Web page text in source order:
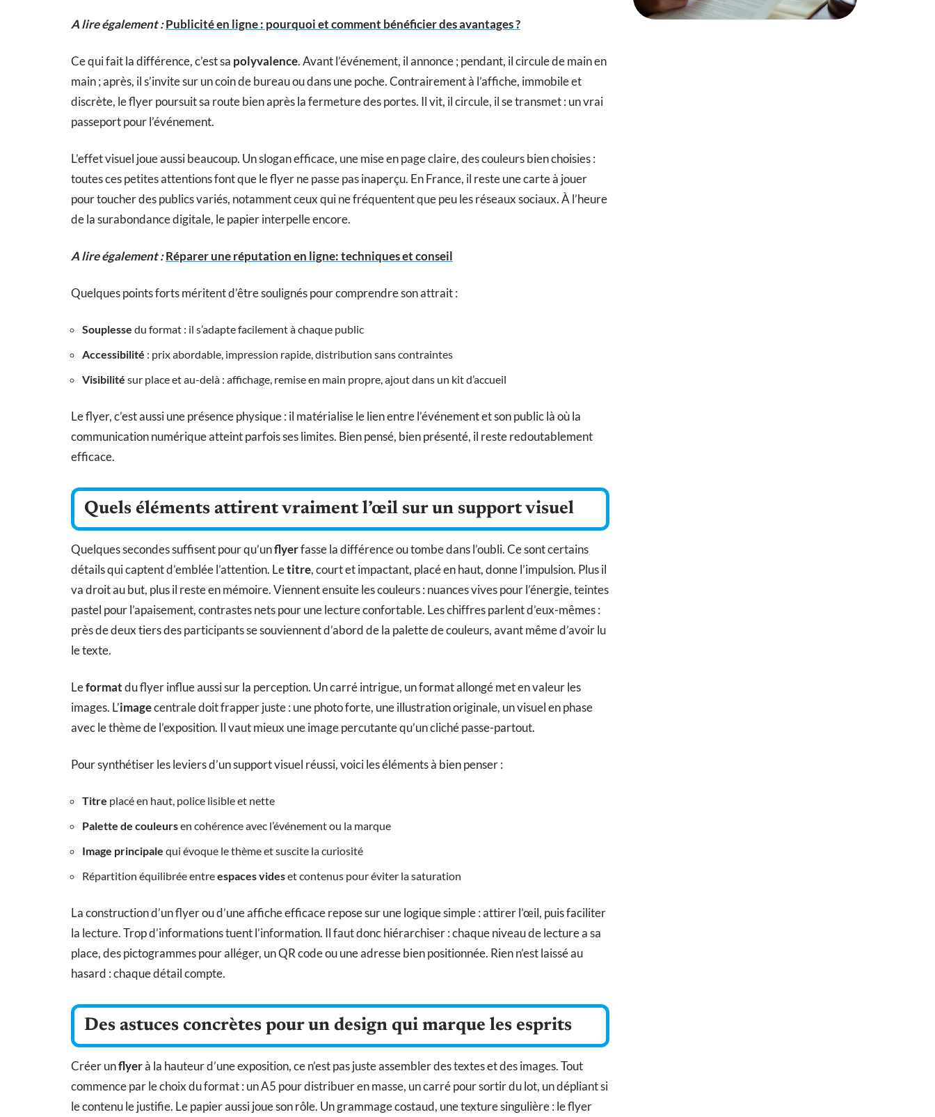
A lire également :Publicité en ligne : pourquoi et comment bénéficier des avantages ?
Ce qui fait la différence, c’est sa polyvalence. Avant l’événement, il annonce ; pendant, il circule de main en
main ; après, il s’invite sur un coin de bureau ou dans une poche. Contrairement à l’affiche, immobile et
discrète, le flyer poursuit sa route bien après la fermeture des portes. Il vit, il circule, il se transmet : un vrai
passeport pour l’événement.
L’effet visuel joue aussi beaucoup. Un slogan efficace, une mise en page claire, des couleurs bien choisies :
toutes ces petites attentions font que le flyer ne passe pas inaperçu. En France, il reste une carte à jouer
pour toucher des publics variés, notamment ceux qui ne fréquentent que peu les réseaux sociaux. À l’heure
de la surabondance digitale, le papier interpelle encore.
A lire également :Réparer une réputation en ligne: techniques et conseil
Quelques points forts méritent d’être soulignés pour comprendre son attrait :
Souplesse du format : il s’adapte facilement à chaque public
Accessibilité : prix abordable, impression rapide, distribution sans contraintes
Visibilité sur place et au-delà : affichage, remise en main propre, ajout dans un kit d’accueil
Le flyer, c’est aussi une présence physique : il matérialise le lien entre l’événement et son public là où la
communication numérique atteint parfois ses limites. Bien pensé, bien présenté, il reste redoutablement
efficace.
Quels éléments attirent vraiment l’œil sur un support visuel
Quelques secondes suffisent pour qu’unflyerfasse la différence ou tombe dans l’oubli. Ce sont certains
détails qui captent d’emblée l’attention. Letitre, court et impactant, placé en haut, donne l’impulsion. Plus il
va droit au but, plus il reste en mémoire. Viennent ensuite les couleurs : nuances vives pour l’énergie, teintes
pastel pour l’apaisement, contrastes nets pour une lecture confortable. Les chiffres parlent d’eux-mêmes :
près de deux tiers des participants se souviennent d’abord de la palette de couleurs, avant même d’avoir lu
le texte.
Leformatdu flyer influe aussi sur la perception. Un carré intrigue, un format allongé met en valeur les
images. L’imagecentrale doit frapper juste : une photo forte, une illustration originale, un visuel en phase
avec le thème de l’exposition. Il vaut mieux une image percutante qu’un cliché passe-partout.
Pour synthétiser les leviers d’un support visuel réussi, voici les éléments à bien penser :
Titre placé en haut, police lisible et nette
Palette de couleursen cohérence avec l’événement ou la marque
Image principale qui évoque le thème et suscite la curiosité
Répartition équilibrée entreespaces videset contenus pour éviter la saturation
La construction d’un flyer ou d’une affiche efficace repose sur une logique simple : attirer l’œil, puis faciliter
la lecture. Trop d’informations tuent l’information. Il faut donc hiérarchiser : chaque niveau de lecture a sa
place, des pictogrammes pour alléger, un QR code ou une adresse bien positionnée. Rien n’est laissé au
hasard : chaque détail compte.
Des astuces concrètes pour un design qui marque les esprits
Créer unflyerà la hauteur d’une exposition, ce n’est pas juste assembler des textes et des images. Tout
commence par le choix du format : un A5 pour distribuer en masse, un carré pour sortir du lot, un dépliant si
le contenu le justifie. Le papier aussi joue son rôle. Un grammage costaud, une texture singulière : le flyer